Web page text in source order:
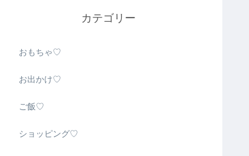
カテゴリー
おもちゃ♡
お出かけ♡
ご飯♡
ショッピング♡